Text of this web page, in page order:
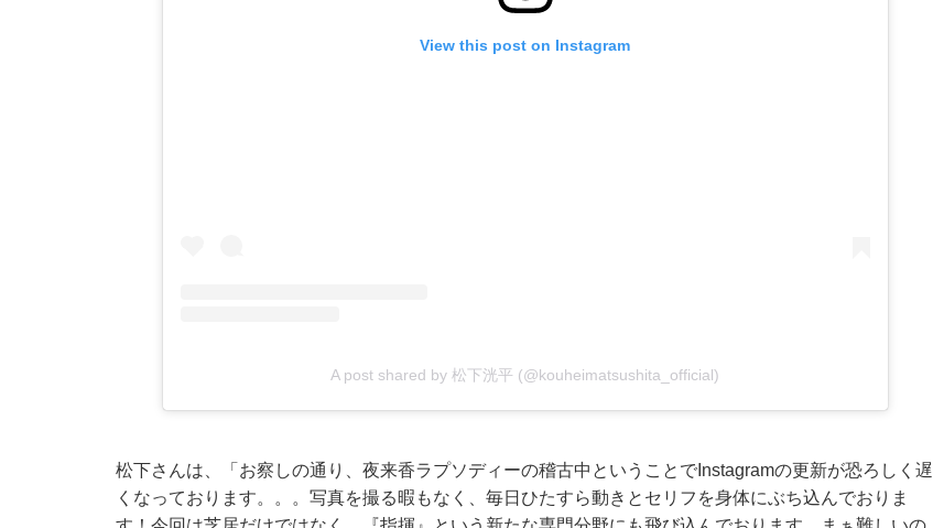
View this post on Instagram
A post shared by 松下洸平 (@kouheimatsushita_official)
松下さんは、「お察しの通り、夜来香ラプソディーの稽古中ということでInstagramの更新が恐ろしく遅
くなっております。。。写真を撮る暇もなく、毎日ひたすら動きとセリフを身体にぶち込んでおりま